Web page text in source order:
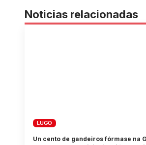
Noticias relacionadas
LUGO
Un cento de gandeiros fórmase na